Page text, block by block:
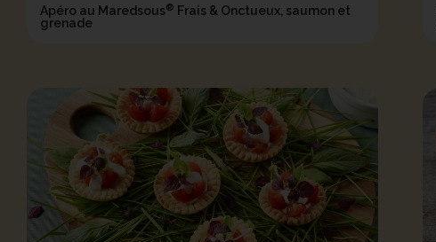
Apéro au Maredsous® Frais & Onctueux, saumon et
grenade